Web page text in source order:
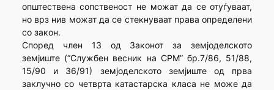
општествена сопственост не можат да се отуѓуваат,
но врз нив можат да се стекнуваат права определени
со закон.
Според член 13 од Законот за земјоделското
земјиште (“Службен весник на СРМ” бр.7/86, 51/88,
15/90 и 36/91) земјоделското земјиште од прва
заклучно со четврта катастарска класа не може да